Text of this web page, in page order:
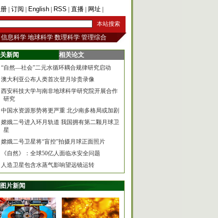
| 订阅 | English | RSS | 直播 | 网址 |
信息科学 地球科学 数理科学 管理综合
新闻 相关论文
“自然—社会”二元水循环耦合规律研究启动
澳大利亚公布人类首次登月珍贵录像
西安科技大学与南非地球科学研究院开展合作
研究
中国水资源形势将更严重 北少南多格局或加剧
嫦娥二号进入环月轨道 我国拥有第二颗月球卫
星
嫦娥二号卫星将“盲控”拍摄月球正面照片
《自然》：全球50亿人面临水安全问题
人造卫星包含水蒸气影响望远镜运转
图片新闻